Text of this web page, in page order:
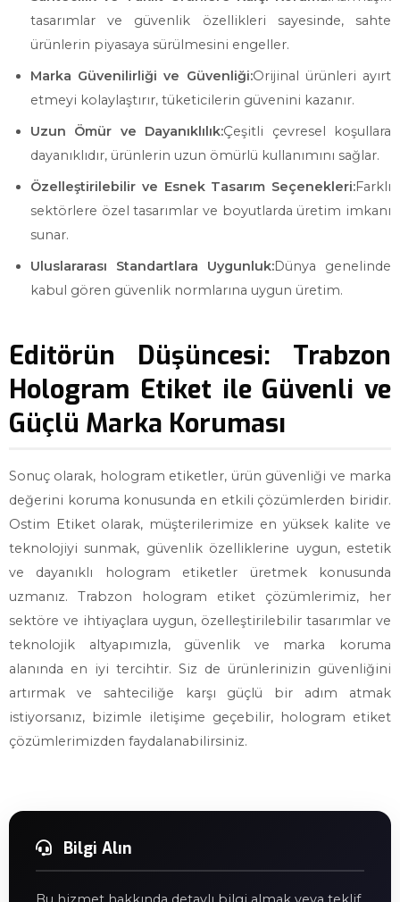
tasarımlar ve güvenlik özellikleri sayesinde, sahte
ürünlerin piyasaya sürülmesini engeller.
Marka Güvenilirliği ve Güvenliği:Orijinal ürünleri ayırt
etmeyi kolaylaştırır, tüketicilerin güvenini kazanır.
Uzun Ömür ve Dayanıklılık:Çeşitli çevresel koşullara
dayanıklıdır, ürünlerin uzun ömürlü kullanımını sağlar.
Özelleştirilebilir ve Esnek Tasarım Seçenekleri:Farklı
sektörlere özel tasarımlar ve boyutlarda üretim imkanı
sunar.
Uluslararası Standartlara Uygunluk:Dünya genelinde
kabul gören güvenlik normlarına uygun üretim.
Editörün Düşüncesi: Trabzon
Hologram Etiket ile Güvenli ve
Güçlü Marka Koruması
Sonuç olarak, hologram etiketler, ürün güvenliği ve marka
değerini koruma konusunda en etkili çözümlerden biridir.
Ostim Etiket olarak, müşterilerimize en yüksek kalite ve
teknolojiyi sunmak, güvenlik özelliklerine uygun, estetik
ve dayanıklı hologram etiketler üretmek konusunda
uzmanız. Trabzon hologram etiket çözümlerimiz, her
sektöre ve ihtiyaçlara uygun, özelleştirilebilir tasarımlar ve
teknolojik altyapımızla, güvenlik ve marka koruma
alanında en iyi tercihtir. Siz de ürünlerinizin güvenliğini
artırmak ve sahteciliğe karşı güçlü bir adım atmak
istiyorsanız, bizimle iletişime geçebilir, hologram etiket
çözümlerimizden faydalanabilirsiniz.
Bilgi Alın